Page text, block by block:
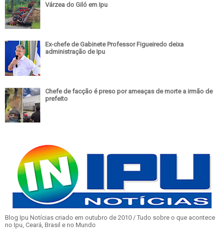
Várzea do Giló em Ipu
Ex-chefe de Gabinete Professor Figueiredo deixa
administração de Ipu
Chefe de facção é preso por ameaças de morte a irmão de
prefeito
Blog Ipu Notícias criado em outubro de 2010 / Tudo sobre o que acontece
no Ipu, Ceará, Brasil e no Mundo